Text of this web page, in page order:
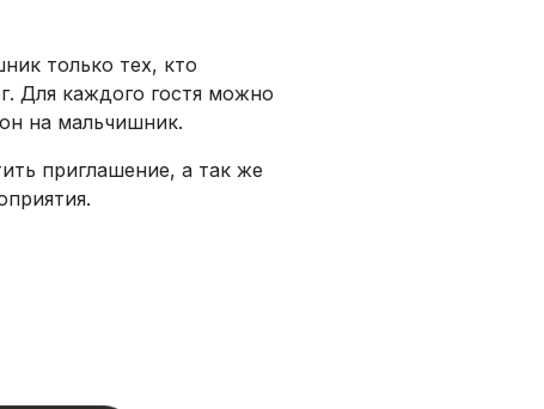
только тех, кто
Для каждого гостя можно
на мальчишник.
приглашение, а так же